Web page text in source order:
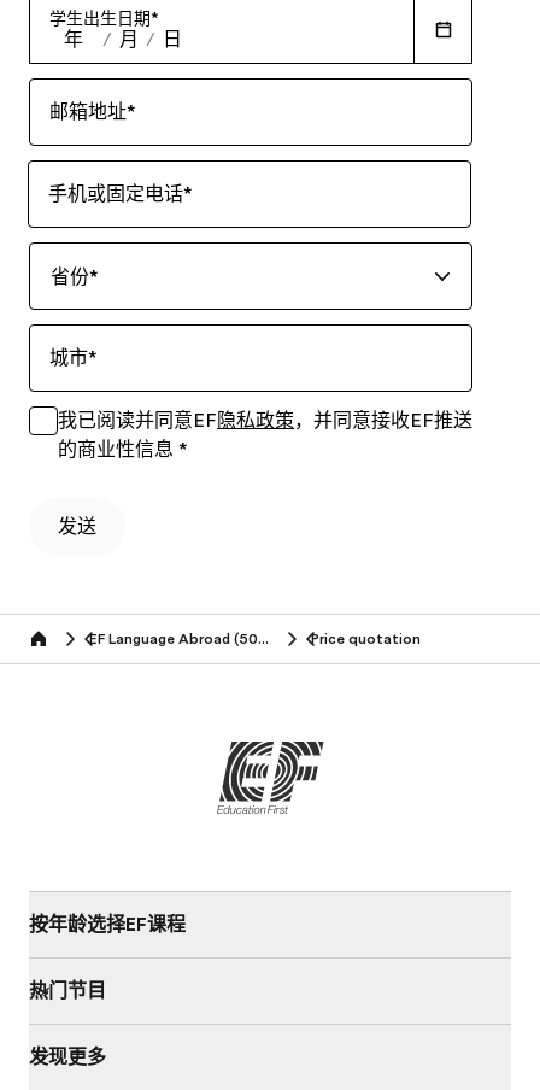
学生出生日期*
年 / 月 / 日
邮箱地址*
手机或固定电话*
省份*
城市*
我已阅读并同意EF 隐私政策，并同意接收EF推送
的商业性信息 *
发送
Home EF Language Abroad (50+ years) Price quotation
按年龄选择EF课程
热门节目
发现更多